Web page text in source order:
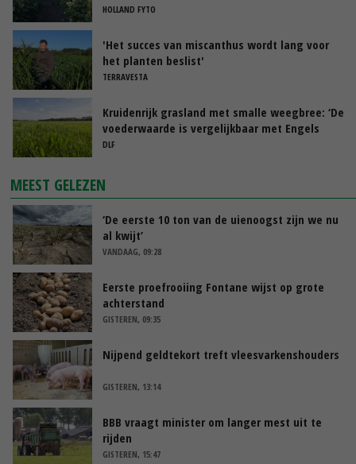
HOLLAND FYTO
'Het succes van miscanthus wordt lang voor
het planten beslist'
TERRAVESTA
Kruidenrijk grasland met smalle weegbree: ‘De
voederwaarde is vergelijkbaar met Engels
raaigras’
DLF
MEEST GELEZEN
‘De eerste 10 ton van de uienoogst zijn we nu
al kwijt’
VANDAAG, 09:28
Eerste proefrooiing Fontane wijst op grote
achterstand
GISTEREN, 09:35
Nijpend geldtekort treft vleesvarkenshouders
GISTEREN, 13:14
BBB vraagt minister om langer mest uit te
rijden
GISTEREN, 15:47